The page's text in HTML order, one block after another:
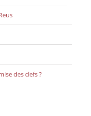
des clefs ?